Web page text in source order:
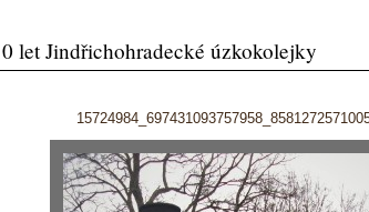
let Jindřichohradecké úzkokolejky